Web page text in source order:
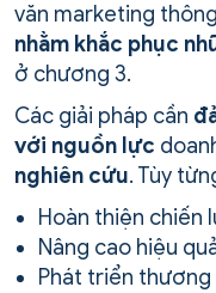
văn marketing
nhằm khắc phục
ở chương 3.
Các giải pháp cần
với nguồn lực
nghiên cứu. Tùy
Hoàn thiện chiến
Nâng cao hiệu
Phát triển